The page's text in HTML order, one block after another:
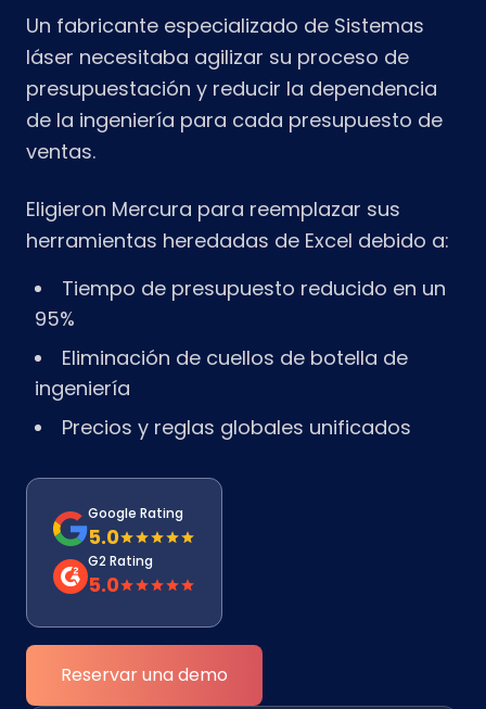
Un fabricante especializado de Sistemas
láser necesitaba agilizar su proceso de
presupuestación y reducir la dependencia
de la ingeniería para cada presupuesto de
ventas.
Eligieron Mercura para reemplazar sus
herramientas heredadas de Excel debido a:
Tiempo de presupuesto reducido en un
95%
Eliminación de cuellos de botella de
ingeniería
Precios y reglas globales unificados
Google Rating
5.0
G2 Rating
5.0
Reservar una demo